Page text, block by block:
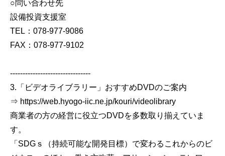
○問い合わせ先
設備投資支援室
TEL：078-977-9086
FAX：078-977-9102
--------------------------------
3.「ビデオライブラリー」おすすめDVDのご案内
⇒ https://web.hyogo-iic.ne.jp/kouri/videolibrary
商業者の方の経営に役立つDVDを多数取り揃えていま
す。
「SDGｓ（持続可能な開発目標）で変わるこれからのビ